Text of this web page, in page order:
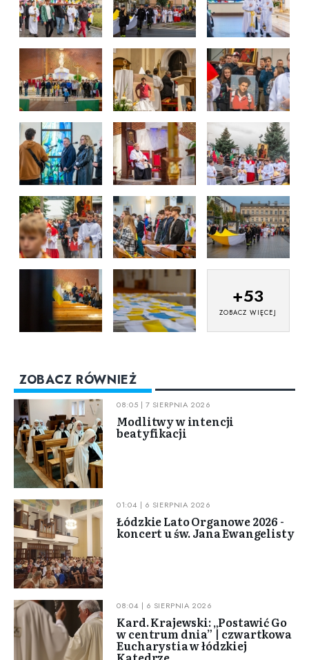
+53
ZOBACZ WIĘCEJ
ZOBACZ RÓWNIEŻ
08:05 | 7 SIERPNIA 2026
Modlitwy w intencji
beatyfikacji
01:04 | 6 SIERPNIA 2026
Łódzkie Lato Organowe 2026 -
koncert u św. Jana Ewangelisty
08:04 | 6 SIERPNIA 2026
Kard. Krajewski: „Postawić Go
w centrum dnia” | czwartkowa
Eucharystia w łódzkiej